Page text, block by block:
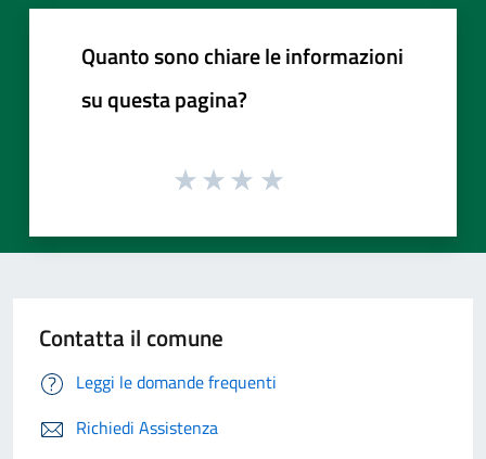
Quanto sono chiare le informazioni
su questa pagina?
Contatta il comune
Leggi le domande frequenti
Richiedi Assistenza